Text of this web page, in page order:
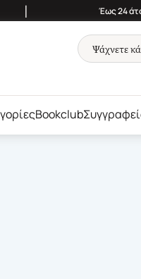
| Έως 24
Bookclub